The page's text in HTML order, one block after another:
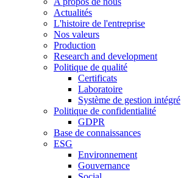
Actualités
L'histoire de l'entreprise
Nos valeurs
Production
Research and development
Politique de qualité
Certificats
Laboratoire
Système de gestion intégré
Politique de confidentialité
GDPR
Base de connaissances
ESG
Environnement
Gouvernance